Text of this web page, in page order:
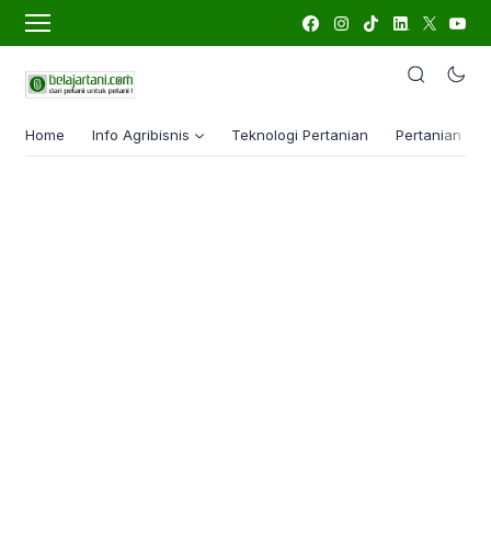
Home Info Agribisnis Teknologi Pertanian Pertanian